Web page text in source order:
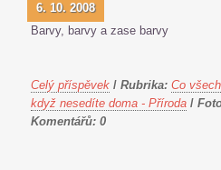
6. 10. 2008
Barvy, barvy a zase barvy
Celý příspěvek / Rubrika: Co
když nesedíte doma - Příroda /
Komentářů: 0